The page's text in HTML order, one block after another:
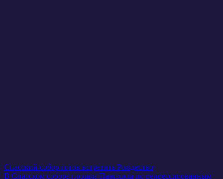
Навигация
Спасский собор готов встретить Рождество
В Спасском соборе прошла Панихида по репрессированным